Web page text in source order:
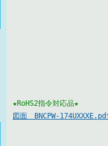
★RoHS2指令対応品★
図面 BNCPW-